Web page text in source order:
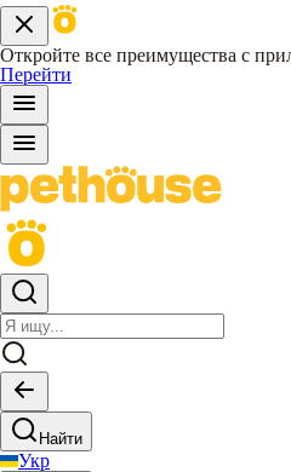
Откройте все преимущества с
Перейти
Найти
Укр